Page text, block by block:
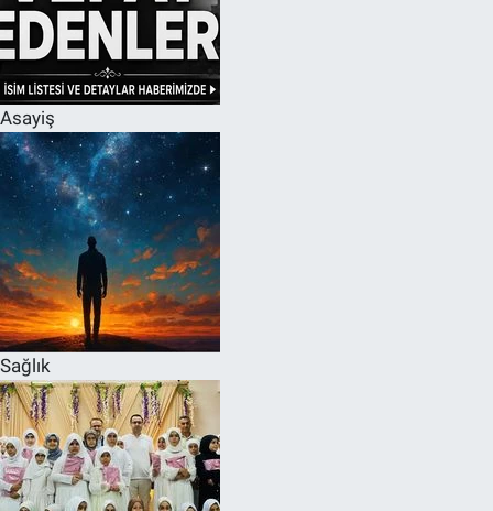
Asayiş
Sağlık